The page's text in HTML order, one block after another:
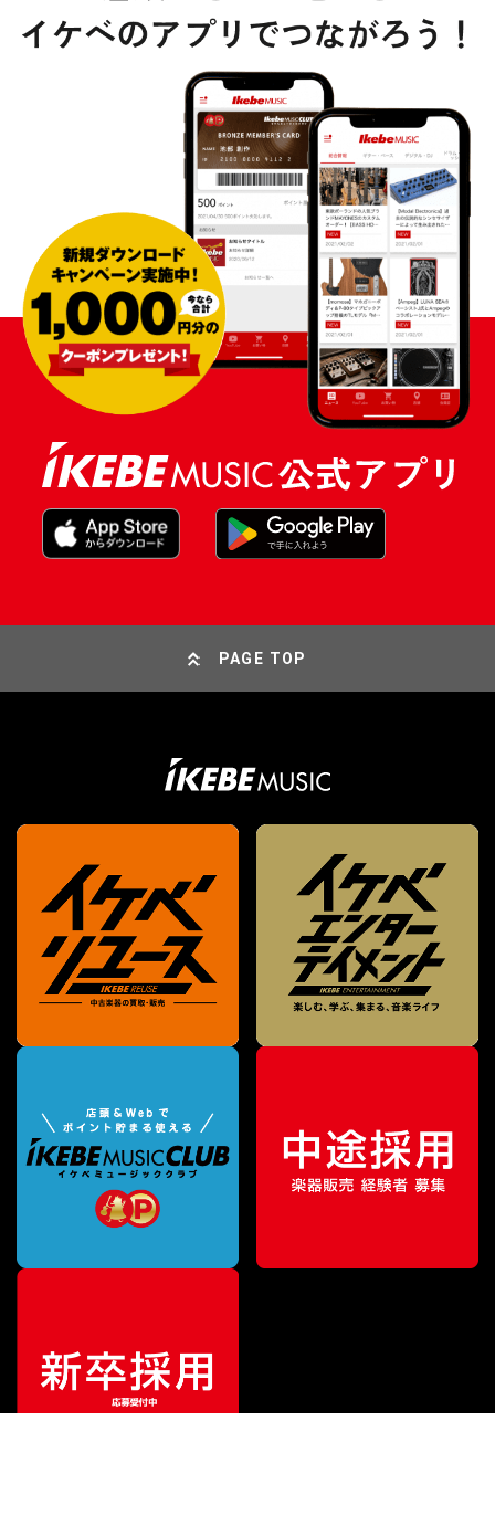
販売価格¥15,400（税込）
PAGE TOP